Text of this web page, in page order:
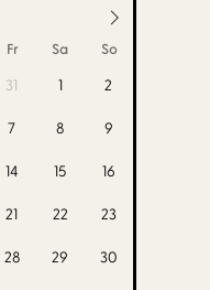
Fr Sa So
31 1 2
7 8 9
14 15 16
21 22 23
28 29 30